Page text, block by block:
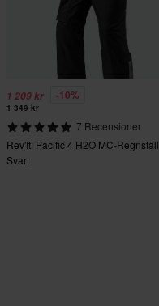
1 209 kr -10%
1 349 kr
7 Recensioner
Rev'It! Pacific 4 H2O MC-Regnställ
Svart